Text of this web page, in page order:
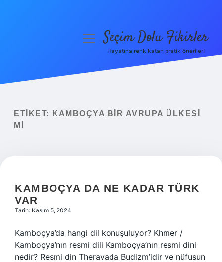
Yasal Uyarı
menüyüSeçim Dolu Fikirler
Hayatına renk katan pratik öneriler!
ETIKET:
KAMBOÇYA BIR AVRUPA ÜLKESI
MI
KAMBOÇYA DA NE KADAR TÜRK
VAR
Tarih: Kasım 5, 2024
Kamboçya’da hangi dil konuşuluyor? Khmer /
Kamboçya’nın resmi dili Kamboçya’nın resmi dini
nedir? Resmi din Theravada Budizm’idir ve nüfusun